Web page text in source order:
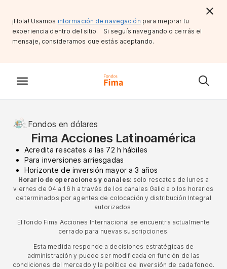
¡Hola! Usamos información de navegación para mejorar tu
experiencia dentro del sitio. Si seguís navegando o cerrás el
mensaje, consideramos que estás aceptando.
Fondos en dólares
Fima Acciones Latinoamérica
Acredita rescates a las 72 h hábiles
Para inversiones arriesgadas
Horizonte de inversión mayor a 3 años
Horario de operaciones y canales: solo rescates de lunes a
viernes de 04 a 16 h a través de los canales Galicia o los horarios
determinados por agentes de colocación y distribución Integral
autorizados.
El fondo Fima Acciones Internacional se encuentra actualmente
cerrado para nuevas suscripciones.
Esta medida responde a decisiones estratégicas de
administración y puede ser modificada en función de las
condiciones del mercado y la política de inversión de cada fondo.